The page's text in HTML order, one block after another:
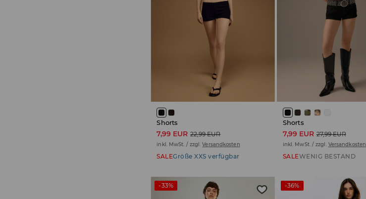
Shorts
7,99 EUR 22,99 EUR
inkl. MwSt. / zzgl.Versandkosten
SALEGröße XXS verfügbar
Shorts
7,99 EUR 27,99 EUR
inkl. MwSt. / zzgl. Versandkosten
SALEWENIG BESTAND
-33% -36%